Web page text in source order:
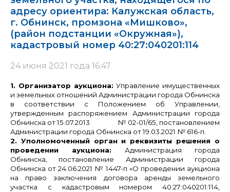
адресу ориентира: Калужская область,
г. Обнинск, промзона «Мишково»,
(район подстанции «Окружная»),
кадастровый номер 40:27:040201:114
24 июня 2021 года 16:47
1. Организатор аукциона:Управление имущественных
и земельных отношений Администрации города Обнинска
в соответствии с Положением об Управлении,
утвержденным распоряжением Администрации города
Обнинска от 15.07.2013 № 02-01/65, постановлением
Администрации города Обнинска от 19.03.2021 № 616-п.
2. Уполномоченный орган и реквизиты решения о
проведении аукциона: Администрация города
Обнинска, постановление Администрации города
Обнинска от 24.06.2021 № 1447-п «О проведении аукциона
на право заключения договора аренды земельного
участка с кадастровым номером 40:27:040201:114,